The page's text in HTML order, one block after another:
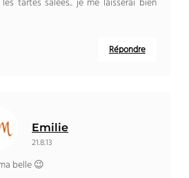
tartes salées.. je me laisserai bien
Répondre
Emilie
21.8.13
belle 😉